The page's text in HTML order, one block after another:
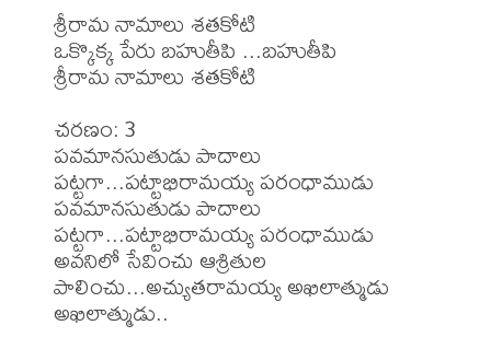
శ్రీరామ నామాలు శతకోటి
ఒక్కొక్క పేరు బహుతీపి ...బహుతీపి
శ్రీరామ నామాలు శతకోటి
చరణం: 3
పవమానసుతుడు పాదాలు
పట్టగా...పట్టాభిరామయ్య పరంధాముడు
పవమానసుతుడు పాదాలు
పట్టగా...పట్టాభిరామయ్య పరంధాముడు
అవనిలో సేవించు ఆశ్రితుల
పాలించు...అచ్యుతరామయ్య అఖిలాత్ముడు
అఖిలాత్ముడు..